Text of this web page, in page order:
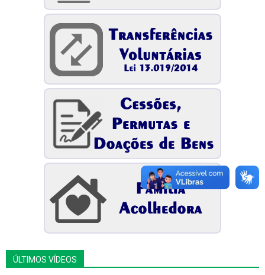
ÚLTIMOS VÍDEOS